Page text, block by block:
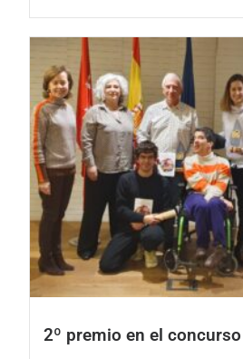
2º premio en el